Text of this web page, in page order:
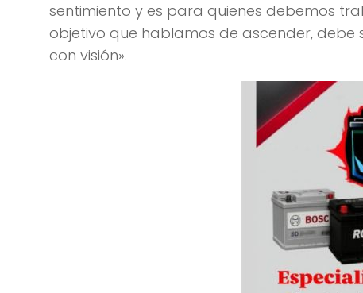
sentimiento y es para quienes debemos
objetivo que hablamos de ascender,
con visión».